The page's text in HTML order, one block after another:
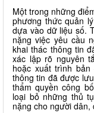
Một trong những
phương thức quản
dựa vào dữ liệu số.
nặng việc yêu cầu
khai thác thông tin
xác lập rõ nguyên
hoặc xuất trình
thông tin đã được
thẩm quyền công
loại bỏ những thủ
nặng cho người dân,